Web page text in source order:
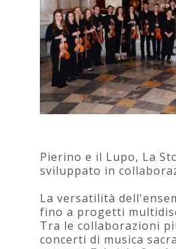
Pierino e il Lupo, La
sviluppato in
La versatilità
fino a progetti
Tra le collaborazioni
concerti di musica